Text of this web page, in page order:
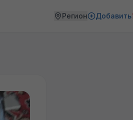
Регион Добавить